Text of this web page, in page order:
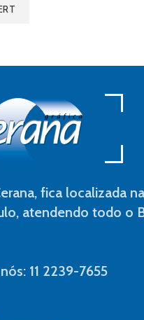
fica localizada
atendendo todo o
11 2239-7655